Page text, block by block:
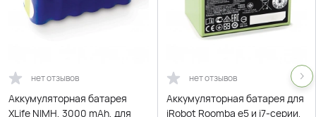
нет отзывов
Аккумуляторная батарея
XLife NIMH, 3000 mAh, для
нет отзывов
Аккумуляторная батарея для
iRobot Roomba e5 и i7-серии,